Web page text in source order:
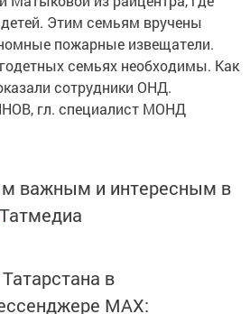
Этим семьям вручены
пожарные извещатели.
семьях необходимы. Как
сотрудники ОНД.
гл. специалист МОНД
важным и интересным в
Татмедиа
в
MАХ: